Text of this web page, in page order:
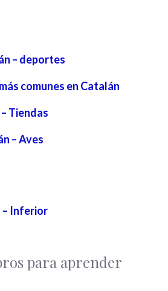
– deportes
comunes en Catalán
Tiendas
– Aves
– Inferior
para aprender